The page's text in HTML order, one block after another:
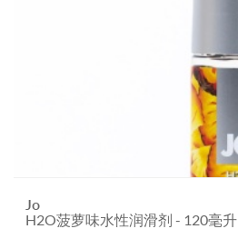
Jo
H2O菠萝味水性润滑剂 - 120毫升